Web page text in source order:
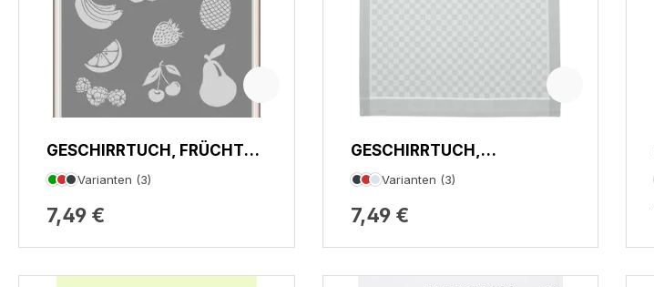
GESCHIRRTUCH, FRÜCHTE,
ALLOVERVarianten (3)
7,49 €
GESCHIRRTUCH,
KAROFOND
Varianten (3)
7,49 €